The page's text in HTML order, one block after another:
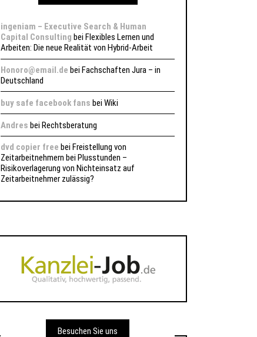
ingeniam – Executive Search & Human
Capital Consulting bei Flexibles Lernen und
Arbeiten: Die neue Realität von Hybrid-Arbeit
Honoro@email.de beiFachschaften Jura – in
Deutschland
buy safe facebook fans beiWiki
Andres beiRechtsberatung
dvd copier free bei Freistellung von
Zeitarbeitnehmern bei Plusstunden –
Risikoverlagerung von Nichteinsatz auf
Zeitarbeitnehmer zulässig?
Besuchen Sie uns